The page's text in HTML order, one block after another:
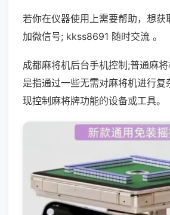
若你在仪器使用上需要帮助，想获
加微信号; kkss8691 随时交流 。
成都麻将机后台手机控制;普通麻
是指通过一些无需对麻将机进行复
现控制麻将牌功能的设备或工具。